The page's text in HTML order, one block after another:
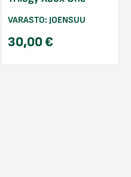
VARASTO: JOENSUU
30,00€